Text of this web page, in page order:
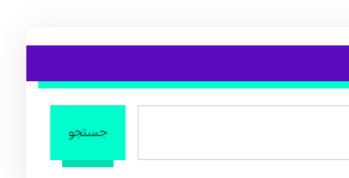
جستجو